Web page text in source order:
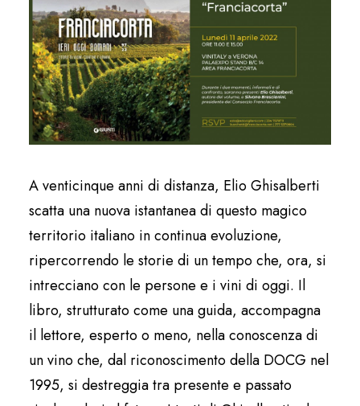
A venticinque anni di distanza, Elio Ghisalberti
scatta una nuova istantanea di questo magico
territorio italiano in continua evoluzione,
ripercorrendo le storie di un tempo che, ora, si
intrecciano con le persone e i vini di oggi. Il
libro, strutturato come una guida, accompagna
il lettore, esperto o meno, nella conoscenza di
un vino che, dal riconoscimento della DOCG nel
1995, si destreggia tra presente e passato